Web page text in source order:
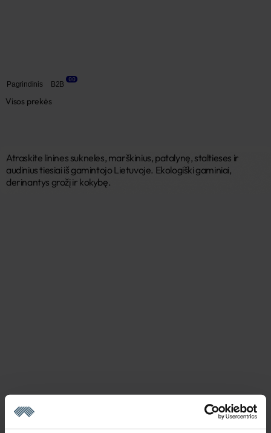
Pagrindinis B2B
00
Visos prekės
Atraskite linines sukneles, marškinius, patalynę, staltieses ir
audinius tiesiai iš gamintojo Lietuvoje. Ekologiški gaminiai,
derinantys grožį ir kokybę.